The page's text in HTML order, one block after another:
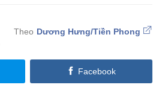
Dương Hưng/Tiền Phong
Facebook